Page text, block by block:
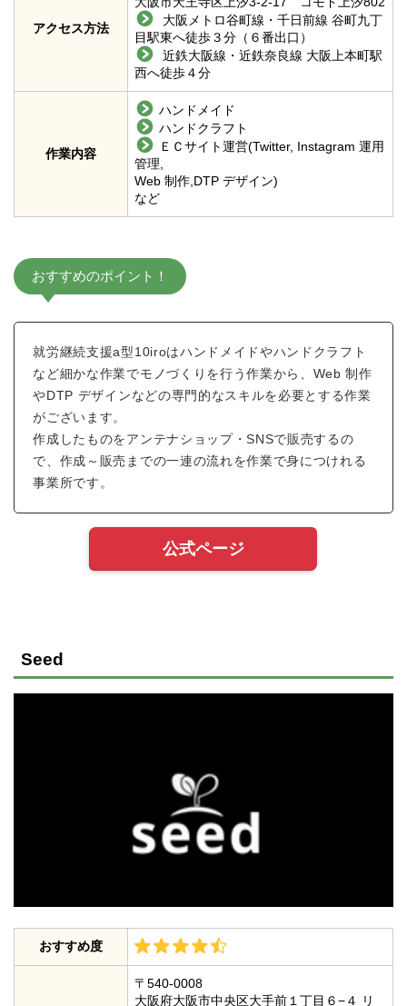
アクセス方法
大阪メトロ谷町線・千日前線 谷町九丁
目駅東へ徒歩３分（６番出口）
近鉄大阪線・近鉄奈良線 大阪上本町駅
西へ徒歩４分
作業内容
ハンドメイド
ハンドクラフト
ＥＣサイト運営(Twitter, Instagram 運用
管理,
Web 制作,DTP デザイン)
など
おすすめのポイント！
就労継続支援a型10iroはハンドメイドやハンドクラフト
など細かな作業でモノづくりを行う作業から、Web 制作
やDTP デザインなどの専門的なスキルを必要とする作業
がございます。
作成したものをアンテナショップ・SNSで販売するの
で、作成～販売までの一連の流れを作業で身につけれる
事業所です。
公式ページ
Seed
おすすめ度
〒540-0008
大阪府大阪市中央区大手前１丁目６−４ リ